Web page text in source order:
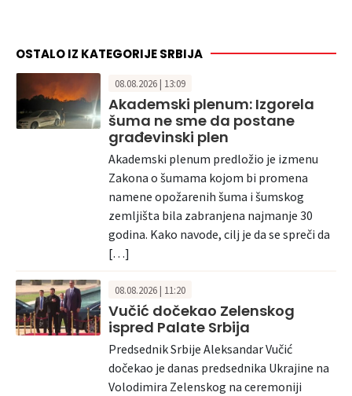
OSTALO IZ KATEGORIJE SRBIJA
08.08.2026 | 13:09
Akademski plenum: Izgorela
šuma ne sme da postane
građevinski plen
Akademski plenum predložio je izmenu
Zakona o šumama kojom bi promena
namene opožarenih šuma i šumskog
zemljišta bila zabranjena najmanje 30
godina. Kako navode, cilj je da se spreči da
[…]
08.08.2026 | 11:20
Vučić dočekao Zelenskog
ispred Palate Srbija
Predsednik Srbije Aleksandar Vučić
dočekao je danas predsednika Ukrajine na
Volodimira Zelenskog na ceremoniji